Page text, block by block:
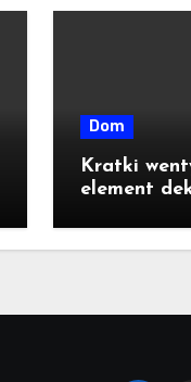
Dom
Kratki
element
dostępne